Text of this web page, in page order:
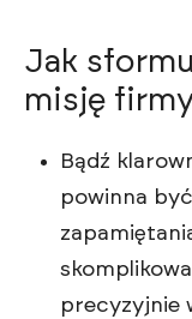
Jak
misję
Bądź
powinna
precyzyjnie